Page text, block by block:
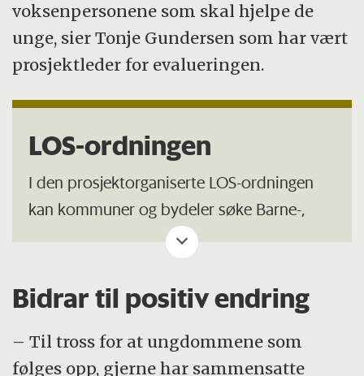
voksenpersonene som skal hjelpe de
unge, sier Tonje Gundersen som har vært
prosjektleder for evalueringen.
LOS-ordningen
I den prosjektorganiserte LOS-ordningen
kan kommuner og bydeler søke Barne-,
ungdoms- og familiedirektoratet (Bufdir)
om midler til å sette i gang og drive et LOS-
prosjekt i en periode på tre–fire år.
Målet i hvert prosjekt er å hjelpe unge,
enten individuelt eller i grupper, med å
Bidrar til positiv endring
– Til tross for at ungdommene som
følges opp, gjerne har sammensatte